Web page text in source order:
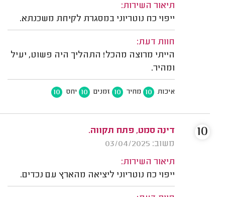
תיאור השירות:
ייפוי כח נוטריוני במסגרת לקיחת משכנתא.
חוות דעת:
הייתי מרוצה מהכל! התהליך היה פשוט, יעיל
ומהיר.
איכות 10 מחיר 10 זמנים 10 יחס 10
דינה סמט, פתח תקווה.
משוב: 03/04/2025
תיאור השירות:
ייפוי כח נוטריוני ליציאה מהארץ עם נכדים.
10